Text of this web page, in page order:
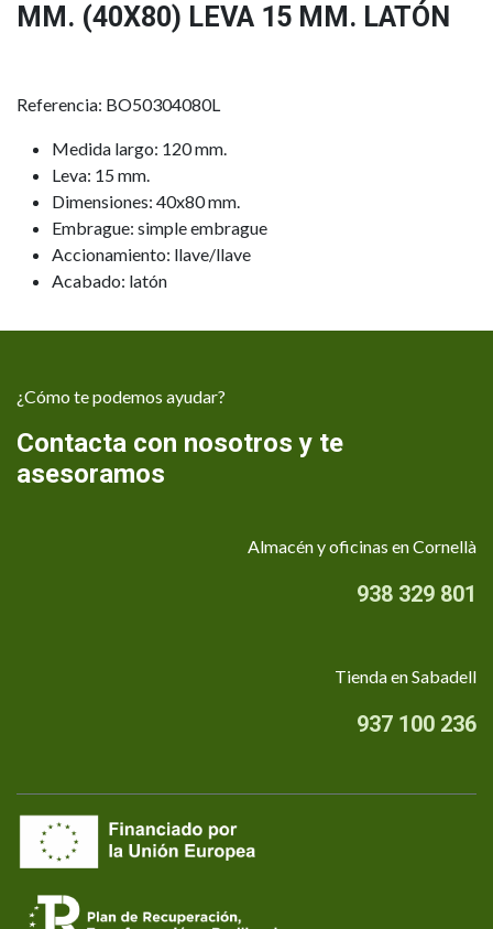
MM. (40X80) LEVA 15 MM. LATÓN
Referencia: BO50304080L
Medida largo: 120 mm.
Leva: 15 mm.
Dimensiones: 40x80 mm.
Embrague: simple embrague
Accionamiento: llave/llave
Acabado: latón
¿Cómo te podemos ayudar?
Contacta con nosotros y te
asesoramos
Almacén y oficinas en Cornellà
938 329 801
Tienda en Sabadell
937 100 236